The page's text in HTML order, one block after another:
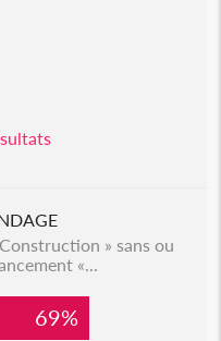
» sans ou
«...
69%